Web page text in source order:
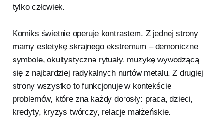
tylko człowiek.
Komiks świetnie operuje kontrastem. Z jednej strony
mamy estetykę skrajnego ekstremum – demoniczne
symbole, okultystyczne rytuały, muzykę wywodzącą
się z najbardziej radykalnych nurtów metalu. Z drugiej
strony wszystko to funkcjonuje w kontekście
problemów, które zna każdy dorosły: praca, dzieci,
kredyty, kryzys twórczy, relacje małżeńskie.